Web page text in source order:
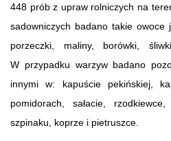
448 prób z upraw rolniczych na
sadowniczych badano takie owoce
porzeczki, maliny, borówki,
W przypadku warzyw badano
innymi w: kapuście pekińskiej,
pomidorach, sałacie,
szpinaku, koprze i pietruszce.